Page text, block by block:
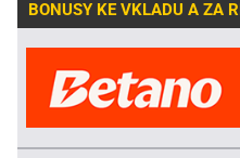
BONUSY KE VKLADU A ZA